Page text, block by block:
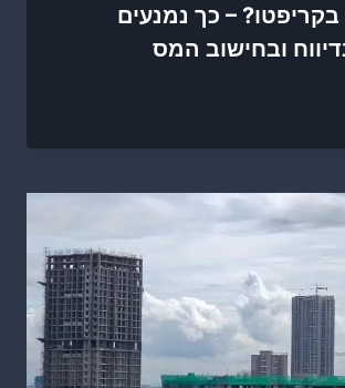
– כך נמנעים
ובחישוב המס